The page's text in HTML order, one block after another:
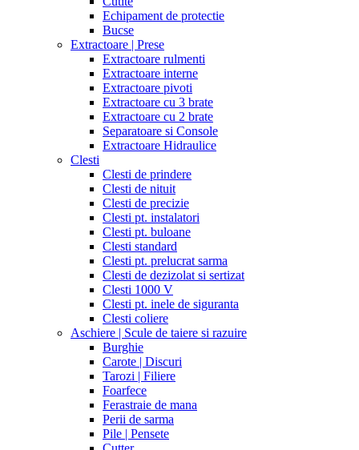
Echipament de protectie
Bucse
Extractoare | Prese
Extractoare rulmenti
Extractoare interne
Extractoare pivoti
Extractoare cu 3 brate
Extractoare cu 2 brate
Separatoare si Console
Extractoare Hidraulice
Clesti
Clesti de prindere
Clesti de nituit
Clesti de precizie
Clesti pt. instalatori
Clesti pt. buloane
Clesti standard
Clesti pt. prelucrat sarma
Clesti de dezizolat si sertizat
Clesti 1000 V
Clesti pt. inele de siguranta
Clesti coliere
Aschiere | Scule de taiere si razuire
Burghie
Carote | Discuri
Tarozi | Filiere
Foarfece
Ferastraie de mana
Perii de sarma
Pile | Pensete